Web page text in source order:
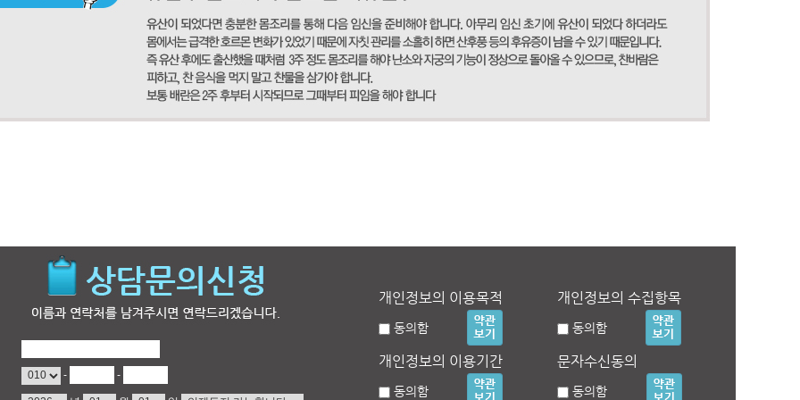
- -
개인정보의 이용목적
동의함
개인정보의 수집항목
동의함
개인정보의 이용기간
동의함
문자수신동의
동의함